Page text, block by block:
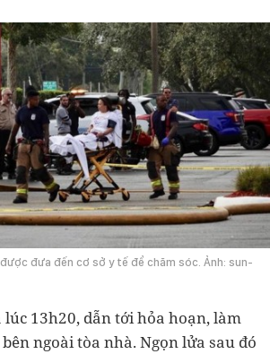
đưa đến cơ sở y tế để chăm sóc. Ảnh: sun-
13h20, dẫn tới hỏa hoạn, làm
ngoài tòa nhà. Ngọn lửa sau đó